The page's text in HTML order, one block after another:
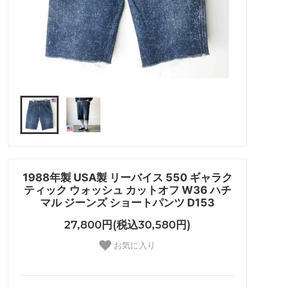
1988年製 USA製 リーバイス 550 ギャラク
ティック ウォッシュ カットオフ W36 ハチ
マル ジーンズ ショートパンツ D153
27,800円(税込30,580円)
お気に入り